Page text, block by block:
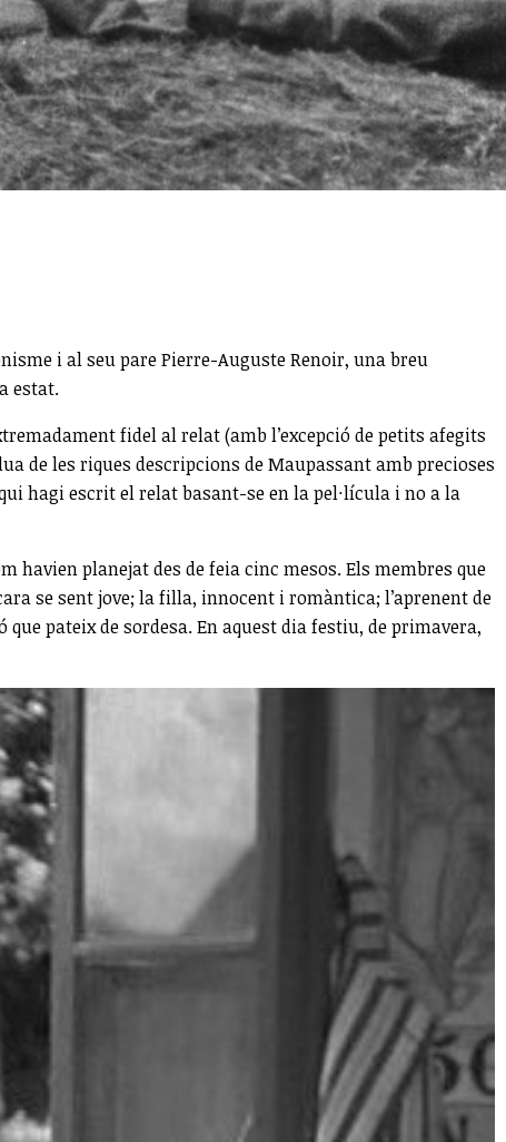
i al seu pare Pierre-Auguste Renoir, una breu
estat.
fidel al relat (amb l’excepció de petits afegits
de les riques descripcions de Maupassant amb precioses
hagi escrit el relat basant-se en la pel·lícula i no a la
planejat des de feia cinc mesos. Els membres que
se sent jove; la filla, innocent i romàntica; l’aprenent de
pateix de sordesa. En aquest dia festiu, de primavera,